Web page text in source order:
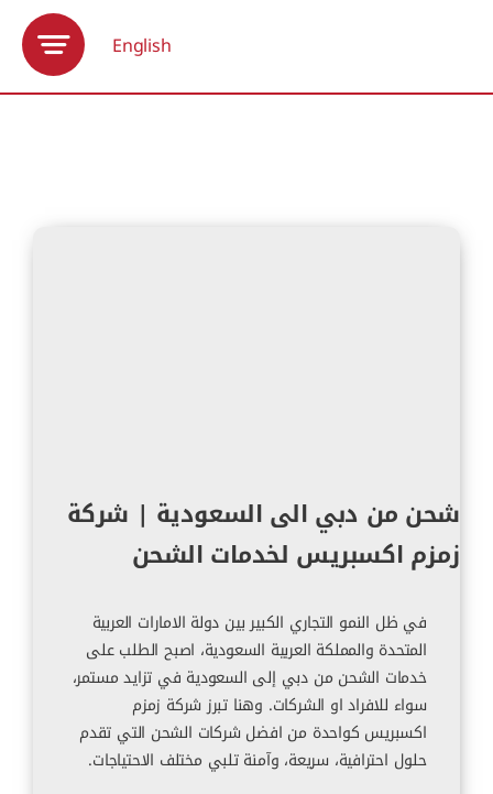
English
شحن من دبي الى السعودية | شركة
زمزم اكسبريس لخدمات الشحن
في ظل النمو التجاري الكبير بين دولة الامارات العربية
المتحدة والمملكة العربية السعودية، اصبح الطلب على
خدمات الشحن من دبي إلى السعودية في تزايد مستمر،
سواء للافراد او الشركات. وهنا تبرز شركة زمزم
اكسبريس كواحدة من افضل شركات الشحن التي تقدم
حلول احترافية، سريعة، وآمنة تلبي مختلف الاحتياجات.